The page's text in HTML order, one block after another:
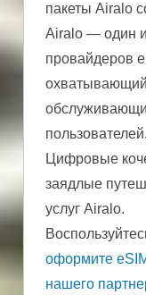
пакеты Airalo
Airalo — один
провайдеров
охватывающий
пользователей.
Цифровые
заядлые
услуг Airalo.
оформите
нашего